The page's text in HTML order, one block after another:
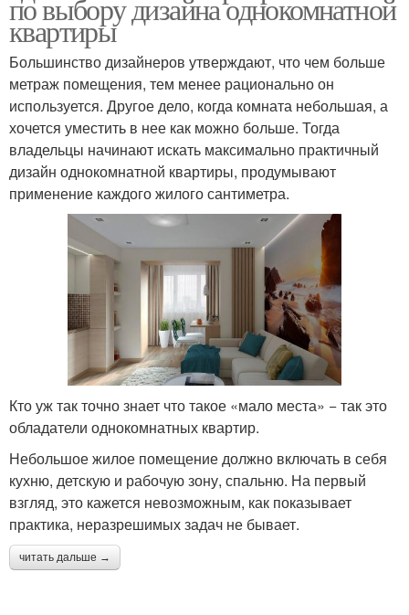
по выбору дизайна однокомнатной
квартиры
Большинство дизайнеров утверждают, что чем больше
метраж помещения, тем менее рационально он
используется. Другое дело, когда комната небольшая, а
хочется уместить в нее как можно больше. Тогда
владельцы начинают искать максимально практичный
дизайн однокомнатной квартиры, продумывают
применение каждого жилого сантиметра.
Кто уж так точно знает что такое «мало места» − так это
обладатели однокомнатных квартир.
Небольшое жилое помещение должно включать в себя
кухню, детскую и рабочую зону, спальню. На первый
взгляд, это кажется невозможным, как показывает
практика, неразрешимых задач не бывает.
читать дальше →